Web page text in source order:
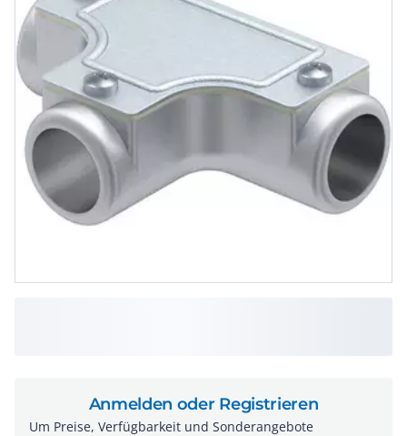
Anmelden oder Registrieren
Um Preise, Verfügbarkeit und Sonderangebote